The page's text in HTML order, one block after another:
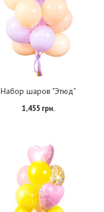
Набор шаров "Этюд"
1,455 грн.